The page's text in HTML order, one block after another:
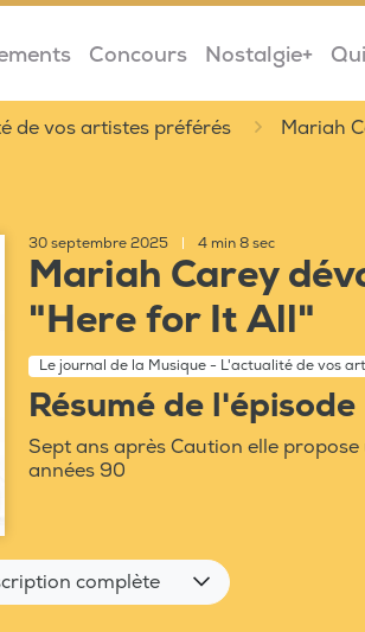
Concours Nostalgie+
de vos artistes préférés
Mariah
30 septembre 2025 4 min 8 sec
Mariah Carey
"Here for It All"
Le journal de la Musique - L'actualité de vos
Résumé de l'épisode
Sept ans après Caution elle
années 90
complète